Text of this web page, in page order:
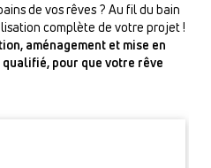
de vos rêves ? Au fil du bain
complète de votre projet !
aménagement et mise en
pour que votre rêve